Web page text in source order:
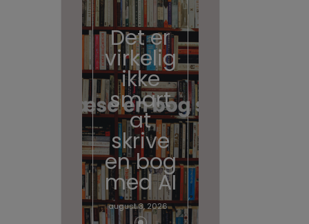
Det er
virkelig
ikke
smart
at
skrive
en bog
med AI
august 3, 2026